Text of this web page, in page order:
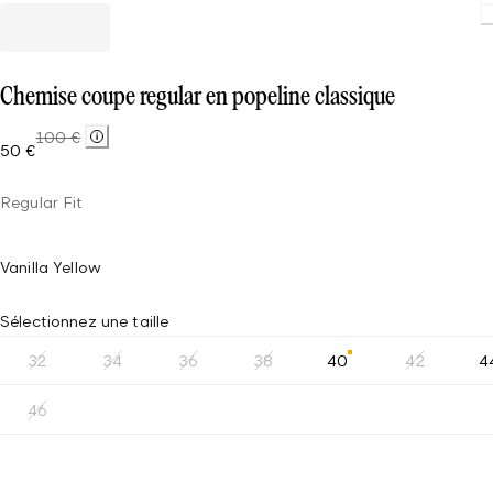
Chemise coupe regular en popeline classique
50 €
100 €
Regular Fit
Vanilla Yellow
Sélectionnez une taille
32 34 36 38 40 42
46